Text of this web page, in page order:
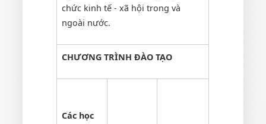
chức kinh tế - xã hội trong và
ngoài nước.
CHƯƠNG TRÌNH ĐÀO TẠO
Các học